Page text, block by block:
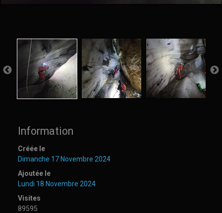
Information
Créée le
Dimanche 17 Novembre 2024
Ajoutée le
Lundi 18 Novembre 2024
Visites
89595